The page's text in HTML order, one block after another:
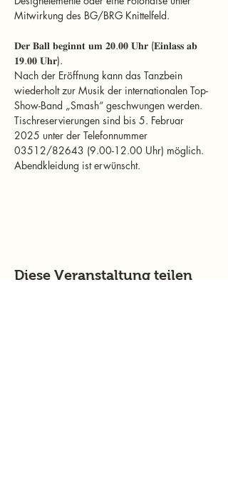
Mitwirkung des BG/BRG Knittelfeld.
𝐃𝐞𝐫 𝐁𝐚𝐥𝐥 𝐛𝐞𝐠𝐢𝐧𝐧𝐭 𝐮𝐦 𝟐𝟎.𝟎𝟎 𝐔𝐡𝐫 (𝐄𝐢𝐧𝐥𝐚𝐬𝐬 𝐚𝐛
𝟏𝟗.𝟎𝟎 𝐔𝐡𝐫).
Nach der Eröffnung kann das Tanzbein
wiederholt zur Musik der internationalen Top-
Show-Band „Smash“ geschwungen werden.
Tischreservierungen sind bis 5. Februar
2025 unter der Telefonnummer
03512/82643 (9.00-12.00 Uhr) möglich.
Abendkleidung ist erwünscht.
Diese Veranstaltung teilen